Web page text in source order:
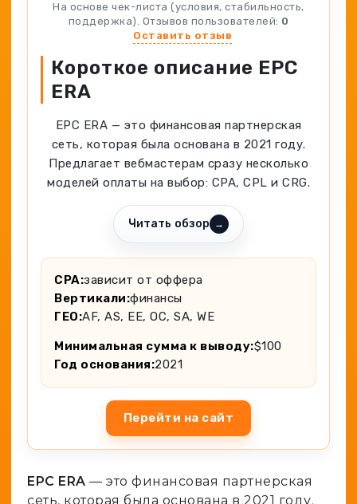
Адалт
Spy-сервисы
Аккаунты
Проверка анонимности
Конвертер cookies
Генератор личности
На основе чек-листа (условия, стабильность,
поддержка). Отзывов пользователей: 0
Оставить отзыв
Короткое описание EPC
ERA
EPC ERA — это финансовая партнерская
сеть, которая была основана в 2021 году.
Предлагает вебмастерам сразу несколько
моделей оплаты на выбор: CPA, CPL и CRG.
Читать обзор →
CPA:зависит от оффера
Вертикали:финансы
ГЕО:AF, AS, EE, OC, SA, WE
Минимальная сумма к выводу:$100
Год основания:2021
Перейти на сайт
EPC ERA — это финансовая партнерская
сеть, которая была основана в 2021 году.